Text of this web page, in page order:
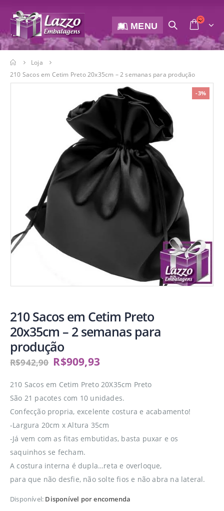
MENU
Loja
210 Sacos em Cetim Preto 20x35cm – 2 semanas para produção
-3%
210 Sacos em Cetim Preto
20x35cm – 2 semanas para
produção
R$942,90 R$909,93
210 Sacos em Cetim Preto 20X35cm Preto
São 21 pacotes com 10 unidades.
Confecção propria, excelente costura e acabamento!
-Largura 20cm x Altura 35cm
-Já vem com as fitas embutidas, basta puxar e os
saquinhos se fecham.
A costura interna é dupla…reta e overloque,
para que não desfie, não solte fios e não abra na lateral.
Disponível: Disponível por encomenda